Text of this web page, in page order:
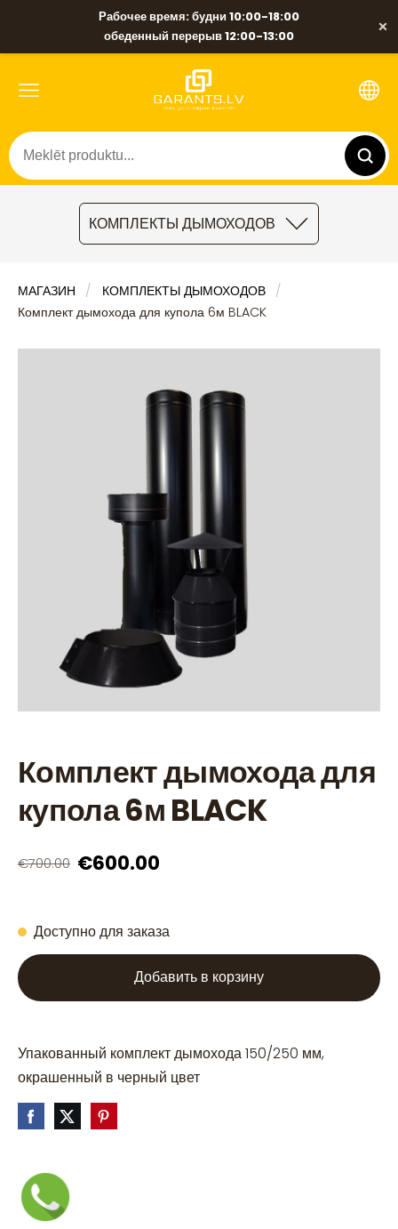
Рабочее время: будни 10:00-18:00
обеденный перерыв 12:00-13:00
×
КОМПЛЕКТЫ ДЫМОХОДОВ
МАГАЗИН
КОМПЛЕКТЫ ДЫМОХОДОВ
Комплект дымохода для купола 6м BLACK
Комплект дымохода для
купола 6м BLACK
€700.00 €600.00
Доступно для заказа
Добавить в корзину
Упакованный комплект дымохода 150/250 мм,
окрашенный в черный цвет